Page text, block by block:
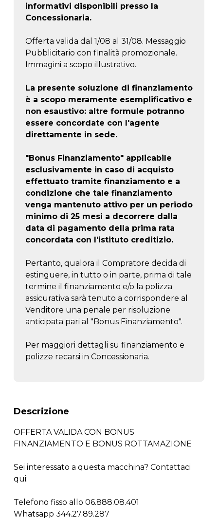
informativi disponibili presso la
Concessionaria.
Offerta valida dal 1/08 al 31/08. Messaggio
Pubblicitario con finalità promozionale.
Immagini a scopo illustrativo.
La presente soluzione di finanziamento
è a scopo meramente esemplificativo e
non esaustivo: altre formule potranno
essere concordate con l'agente
direttamente in sede.
"Bonus Finanziamento" applicabile
esclusivamente in caso di acquisto
effettuato tramite finanziamento e a
condizione che tale finanziamento
venga mantenuto attivo per un periodo
minimo di 25 mesi a decorrere dalla
data di pagamento della prima rata
concordata con l'istituto creditizio.
Pertanto, qualora il Compratore decida di
estinguere, in tutto o in parte, prima di tale
termine il finanziamento e/o la polizza
assicurativa sarà tenuto a corrispondere al
Venditore una penale per risoluzione
anticipata pari al "Bonus Finanziamento".
Per maggiori dettagli su finanziamento e
polizze recarsi in Concessionaria.
Descrizione
OFFERTA VALIDA CON BONUS
FINANZIAMENTO E BONUS ROTTAMAZIONE
Sei interessato a questa macchina? Contattaci
qui:
Telefono fisso allo 06.888.08.401
Whatsapp 344.27.89.287